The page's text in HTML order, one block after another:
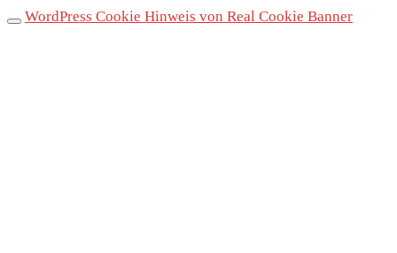
WordPress Cookie Hinweis von Real Cookie Banner